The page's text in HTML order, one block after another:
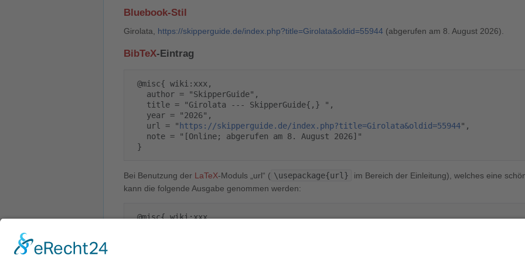
Bluebook-Stil
Girolata, https://skipperguide.de/index.php?title=Girolata&oldid=55944 (abgerufen am 8. August 2026).
BibTeX-Eintrag
   url = "
https://skipperguide.de/index.php?title=Girolata&oldid=55944",
Bei Benutzung der LaTeX-Moduls „url“ ( \usepackage{url}
im Bereich der Einleitung), welches eine
kann die folgende Ausgabe genommen werden:
@misc{ wiki:xxx,